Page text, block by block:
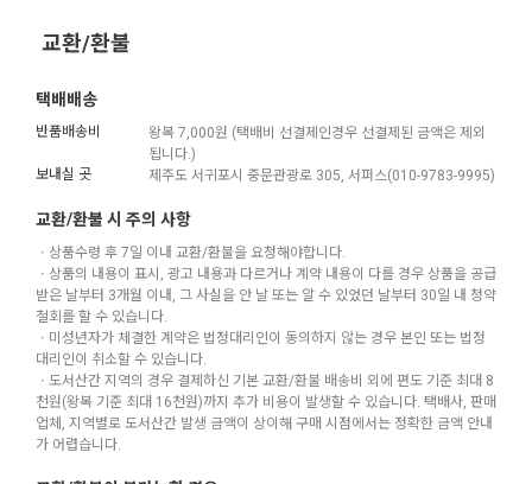
교환/환불
택배배송
반품배송비
왕복 7,000원 (택배비 선결제인경우 선결제된 금액은 제외
됩니다.)
보내실 곳
제주도 서귀포시 중문관광로 305, 서퍼스(010-9783-9995)
교환/환불 시 주의 사항
ㆍ상품수령 후 7일 이내 교환/환불을 요청해야합니다.
ㆍ상품의 내용이 표시, 광고 내용과 다르거나 계약 내용이 다를 경우 상품을 공급
받은 날부터 3개월 이내, 그 사실을 안 날 또는 알 수 있었던 날부터 30일 내 청약
철회를 할 수 있습니다.
ㆍ미성년자가 체결한 계약은 법정대리인이 동의하지 않는 경우 본인 또는 법정
대리인이 취소할 수 있습니다.
ㆍ도서산간 지역의 경우 결제하신 기본 교환/환불 배송비 외에 편도 기준 최대 8
천원(왕복 기준 최대 16천원)까지 추가 비용이 발생할 수 있습니다. 택배사, 판매
업체, 지역별로 도서산간 발생 금액이 상이해 구매 시점에서는 정확한 금액 안내
가 어렵습니다.